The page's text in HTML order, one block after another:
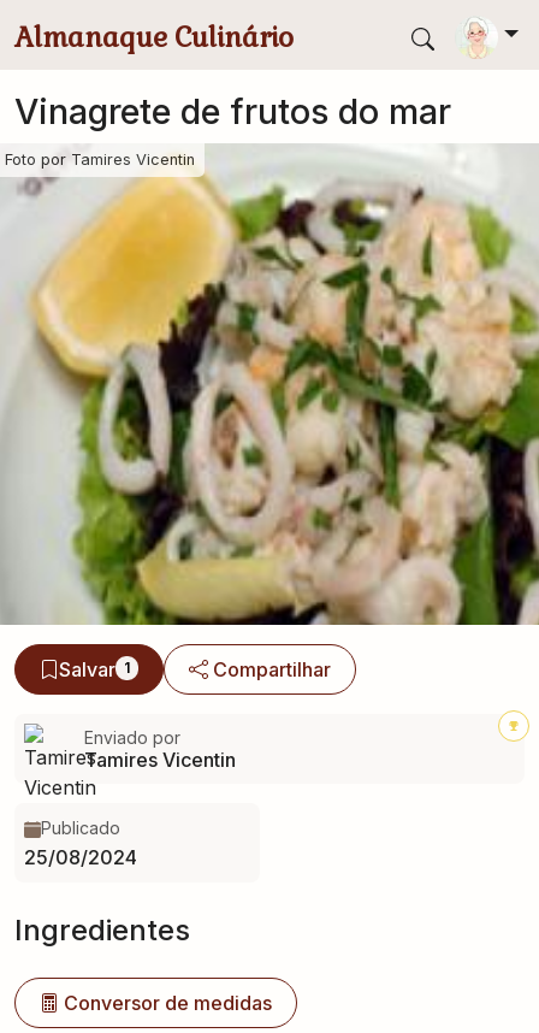
Almanaque Culinário
Vinagrete de frutos do mar
Foto por Tamires Vicentin
Salvar 1 Compartilhar
Enviado por
Tamires Vicentin
Publicado
25/08/2024
Ingredientes
Conversor de medidas